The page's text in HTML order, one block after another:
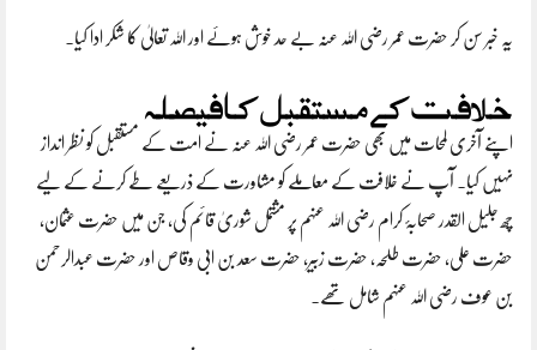
یہ خبر سن کر حضرت عمر رضی اللہ عنہ بے حد خوش ہوئے اور اللہ تعالیٰ کا شکر ادا کیا۔
خلافت کے مستقبل کا فیصلہ
اپنے آخری لمحات میں بھی حضرت عمر رضی اللہ عنہ نے امت کے مستقبل کو نظر انداز
نہیں کیا۔ آپ نے خلافت کے معاملے کو مشاورت کے ذریعے طے کرنے کے لیے
چھ جلیل القدر صحابۂ کرام رضی اللہ عنہم پر مشتمل شوریٰ قائم کی، جن میں حضرت عثمان،
حضرت علی، حضرت طلحہ، حضرت زبیر، حضرت سعد بن ابی وقاص اور حضرت عبدالرحمن
بن عوف رضی اللہ عنہم شامل تھے۔